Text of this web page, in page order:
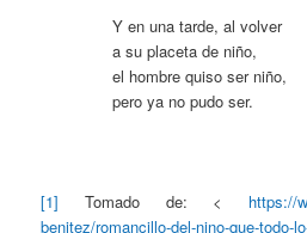
Y en una tarde, al volver
a su placeta de niño,
el hombre quiso ser niño,
pero ya no pudo ser.
[1] Tomado de: < https://
benitez/romancillo-del-nino-que-todo-